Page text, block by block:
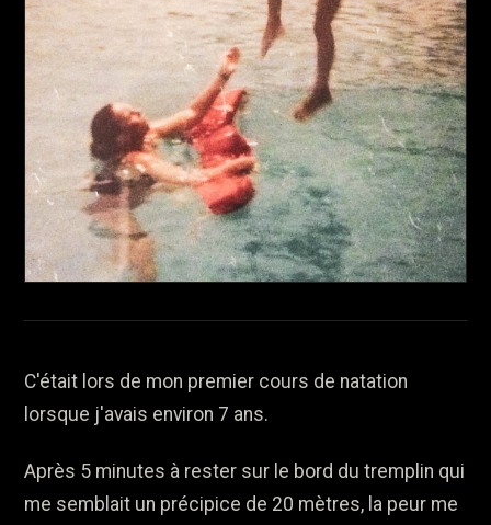
C'était lors de mon premier cours de natation
lorsque j'avais environ 7 ans.
Après 5 minutes à rester sur le bord du tremplin qui
me semblait un précipice de 20 mètres, la peur me